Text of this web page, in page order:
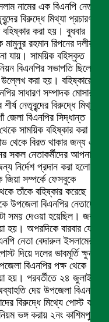
নামের এক বিএনপি নেতাকে
বিরুদ্ধে মিথ্যা প্রচারণা ও
করা হয়। বুধবার
রহমান রিপনের দলীয়
যায়। সাময়িক বহিস্কৃত
বিএনপির সভাপতি ছিলেন।
করা হয়। বহিষ্কারের
সাধারণ সম্পাদক মোসারব
নেতৃবৃন্দের বিরুদ্ধে মিথ্যা
জেলা বিএনপির সিদ্ধান্ত
সাময়িক বহিষ্কার করা
বিরত থাকার জন্য এবং
সকল নেতাকর্মীদের আপনার
নির্দেশ প্রদান করা হলো।
সম্পর্কে ফেসবুকে
তাঁকে বহিষ্কার করেছে
বিএনপির নেতাদের
সময় দেওয়া হয়েছিল। জবাব
হয়। অপরদিকে বারবার ফোন
নেতা বেদারুল ইসলামের।
দিয়ে দলের ভাবমূর্তি ক্ষুন্ন
বিএনপির পক্ষ থেকে
হয়। পরবর্তীতে ২৪ জুলাই
দেয় উপজেলা বিএনপি।
বিরুদ্ধে মিথ্যে পোস্ট করায়
ভঙ্গ করায় ২নং কাশিমপুর